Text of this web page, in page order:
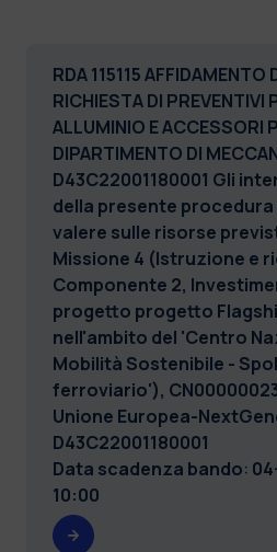
RDA 115115 AFFIDAMENTO
RICHIESTA DI PREVENTIVI
ALLUMINIO E ACCESSORI
DIPARTIMENTO DI
D43C22001180001 Gli
della presente
valere sulle risorse
Missione 4 (Istruzione e
Componente 2,
progetto progetto
nell'ambito del 'Centro
Mobilità Sostenibile -
ferroviario'),
Unione Europea-
D43C22001180001
Data scadenza bando:
10:00